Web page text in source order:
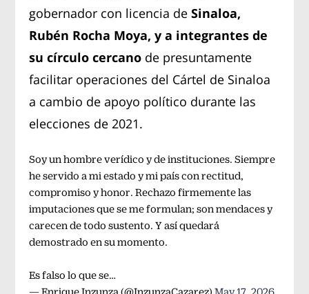
gobernador con licencia deSinaloa,
Rubén Rocha Moya, y a integrantes de
su círculo cercano de presuntamente
facilitar operaciones del Cártel de Sinaloa
a cambio de apoyo político durante las
elecciones de 2021.
Soy un hombre verídico y de instituciones. Siempre
he servido a mi estado y mi país con rectitud,
compromiso y honor. Rechazo firmemente las
imputaciones que se me formulan; son mendaces y
carecen de todo sustento. Y así quedará
demostrado en su momento.
Es falso lo que se…
— Enrique Inzunza (@InzunzaCazarez)May 17, 2026